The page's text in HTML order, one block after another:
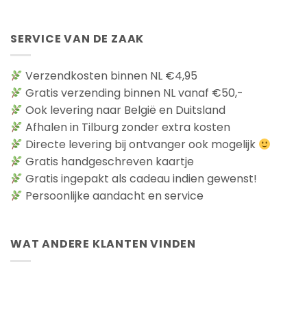
SERVICE VAN DE ZAAK
Verzendkosten binnen NL €4,95
Gratis verzending binnen NL vanaf €50,-
Ook levering naar België en Duitsland
Afhalen in Tilburg zonder extra kosten
Directe levering bij ontvanger ook mogelijk
Gratis handgeschreven kaartje
Gratis ingepakt als cadeau indien gewenst!
Persoonlijke aandacht en service
WAT ANDERE KLANTEN VINDEN